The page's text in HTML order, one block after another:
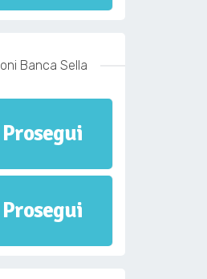
Banca Sella
Prosegui
Prosegui